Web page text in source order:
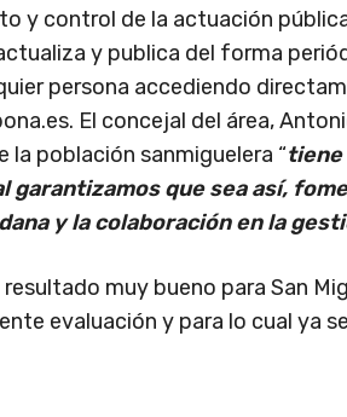
y control de la actuación
y publica del forma
persona accediendo
El concejal del área,
la población sanmiguelera “tiene
garantizamos que sea así,
y la colaboración en la
muy bueno para San
evaluación y para lo cual ya